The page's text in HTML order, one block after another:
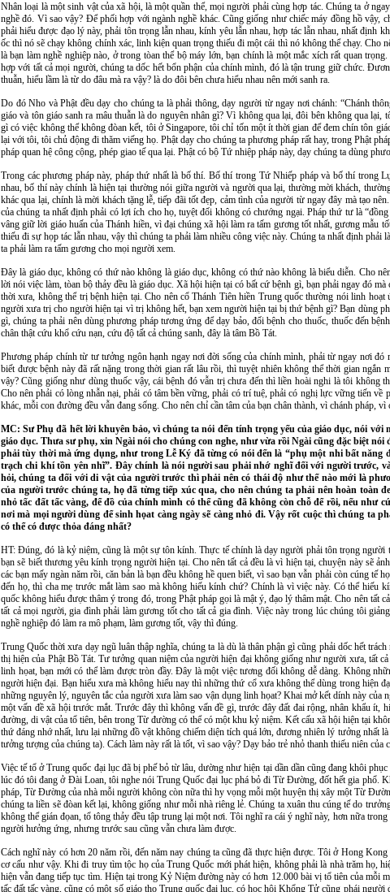
Nhân loại là một sinh vật của xã hội, là một quần thể, mọi người phải cùng hợp tác. Chúng ta ở
nghề đó. Vì sao vậy? Để phối hợp với ngành nghề khác. Cũng giống như chiếc máy đồng hồ
phải hiểu được đạo lý này, phải tôn trọng lẫn nhau, kính yêu lẫn nhau, hợp tác lẫn nhau, nhất định
ốc thì nó sẽ chạy không chính xác, linh kiện quan trọng thiếu đi một cái thì nó không thể chạy.
là bạn làm nghề nghiệp nào, ở trong tòan thể bộ máy lớn, bạn chính là một mắc xích rất quan
hợp với tất cả mọi người, chúng ta dốc hết bổn phận của chính mình, đó là tận trung giữ chức.
thuẫn, hiểu lầm là từ do đâu mà ra vậy? là do đôi bên chưa hiểu nhau nên mới sanh ra.
Do đó Nho và Phật đều dạy cho chúng ta là phải thông, dạy người từ ngay nơi chánh: “Chánh
giáo và tôn giáo sanh ra mâu thuẫn là do nguyên nhân gì? Vì không qua lại, đôi bên không qua
gì có việc không thể không đòan kết, tôi ở Singapore, tôi chỉ tốn một ít thời gian để đem chín tôn
lại với tôi, tôi chủ động đi thăm viếng họ. Phật dạy cho chúng ta phương pháp rất hay, trong Phật
pháp quan hệ công cộng, phép giao tế qua lại. Phật có bộ Tứ nhiệp pháp này, dạy chúng ta dùng
Trong các phương pháp này, pháp thứ nhất là bố thí. Bố thí trong Tứ Nhiếp pháp và bố thí
nhau, bố thí này chính là hiện tại thường nói giữa người và người qua lại, thường mời khách,
khác qua lại, chính là mời khách tặng lễ, tiếp đãi tốt đẹp, cảm tình của người từ ngay đây mà tạo
của chúng ta nhất định phải có lợi ích cho họ, tuyệt đối không có chướng ngại. Pháp thứ tư là
vâng giữ lời giáo huấn của Thánh hiền, vì đại chúng xã hội làm ra tấm gương tốt nhất, gương
thiếu đi sự họp tác lẫn nhau, vậy thì chúng ta phải làm nhiều công việc này. Chúng ta nhất định
ta phải làm ra tấm gương cho mọi người xem.
Đây là giáo dục, không có thứ nào không là giáo dục, không có thứ nào không là biểu diễn. Cho
lời nói việc làm, tòan bộ thảy đều là giáo dục. Xã hội hiện tại có bất cứ bệnh gì, bạn phải ngay đó
thời xưa, không thể trị bệnh hiện tại. Cho nên cổ Thánh Tiên hiền Trung quốc thường nói linh
người xưa trị cho người hiện tại vì trị không hết, bạn xem người hiện tại bị thứ bệnh gì? Bạn dùng
gì, chúng ta phải nên dùng phương pháp tương ứng để dạy bảo, đối bệnh cho thuốc, thuốc đến
chân thật cứu khổ cứu nạn, cứu độ tất cả chúng sanh, đây là tâm Bồ Tát.
Phương pháp chính từ tư tưởng ngôn hạnh ngay nơi đời sống của chính mình, phải từ ngay nơi
biết được bệnh này đã rất nặng trong thời gian rất lâu rồi, thì tuyệt nhiên không thể thời gian
vậy? Cũng giống như dùng thuốc vậy, cái bệnh đó vẫn trị chưa đến thì liền hoài nghi là tôi không
Cho nên phải có lòng nhẫn nại, phải có tâm bền vững, phải có trí tuệ, phải có nghị lực vững tiến
khác, mỗi con đường đều vẫn đang sống. Cho nên chỉ cần tâm của bạn chân thành, vì chánh pháp,
MC: Sư Phụ đã hết lời khuyên bảo, vì chúng ta nói đến tính trọng yếu của giáo dục, nói
giáo dục. Thưa sư phụ, xin Ngài nói cho chúng con nghe, như vừa rồi Ngài cũng đặc biệt
phải tùy thời mà ứng dụng, như trong Lễ Ký đã từng có nói đến là “phụ một nhi bất
trạch chi khí tồn yên nhĩ”. Đây chính là nói người sau phải nhớ nghĩ đối với người trước,
hỏi, chúng ta đối với di vật của người trước thì phải nên có thái độ như thế nào mới là
của người trước chúng ta, họ đã từng tiếp xúc qua, cho nên chúng ta phải nên hoàn toàn
nhỏ tấc đất tấc vàng, để đồ của chính mình có thể cũng đã không còn chỗ để rồi, nếu
nơi mà mọi người dùng để sinh họat càng ngày sẽ càng nhỏ đi. Vậy rốt cuộc thì chúng ta
có thể có được thỏa đáng nhất?
HT: Đúng, đó là kỷ niệm, cũng là một sự tôn kính. Thực tế chính là dạy người phải tôn trọng
bạn sẽ biết thương yêu kính trọng người hiện tại. Cho nên tất cả đều là vì hiện tại, chuyện này sẽ
các bạn mấy ngàn năm rồi, căn bản là bạn đều không hề quen biết, vì sao bạn vẫn phải còn cúng
đến họ, thì cha mẹ trước mắt làm sao mà không hiếu kính chứ? Chính là vì việc này. Có thể
quốc không hiểu được thâm ý trong đó, trong Phật pháp gọi là mật ý, đạo lý thâm mật. Cho nên
tất cả mọi người, gia đình phải làm gương tốt cho tất cả gia đình. Việc này trong lúc chúng tôi
nghề nghiệp đó làm ra mô phạm, làm gương tốt, vậy thì đúng.
Trung Quốc thời xưa dạy ngũ luân thập nghĩa, chúng ta là dù là thân phận gì cũng phải dốc hết
thị hiện của Phật Bồ Tát. Tư tưởng quan niệm của người hiện đại không giống như người xưa, tất
linh họat, bạn mới có thể làm được tròn đầy. Đây là một việc tương đối không dễ dàng. Không
người hiện đại. Bạn hiểu xưa mà không hiểu nay thì những thứ cổ xưa không thể dùng trong hiện
những nguyên lý, nguyên tắc của người xưa làm sao vận dụng linh họat? Khai mở kết dính này
một vấn đề xã hội trước mắt. Trước đây thì không vấn đề gì, trước đây đất đai rộng, nhân khẩu ít,
đường, di vật của tổ tiên, bên trong Từ đường có thể có một khu kỷ niệm. Kết cấu xã hội hiện tại
thứ đáng nhớ nhất, lưu lại những đồ vật không chiếm diện tích quá lớn, đương nhiên lý tưởng nhất
tưởng tượng của chúng ta). Cách làm này rất là tốt, vì sao vậy? Dạy bảo trẻ nhỏ thanh thiếu niên
Việc tế tổ ở Trung quốc đại lục đã bị phế bỏ từ lâu, dường như hiện tại dần dần cũng đang khôi
lúc đó tôi đang ở Đài Loan, tôi nghe nói Trung Quốc đại lục phá bỏ đi Từ Đường, đốt hết gia phổ.
pháp, Từ Đường của nhà mỗi người không còn nữa thì hy vọng mỗi một huyện thị xây một Từ
chúng ta liền sẽ đòan kết lại, không giống như mỗi nhà riêng lẻ. Chúng ta xuân thu cúng tế do
không thể gián đọan, tổ tông thảy đều tập trung lại một nơi. Tôi nghĩ ra cái ý nghĩ này, hơn nữa
người hưởng ứng, nhưng trước sau cũng vẫn chưa làm được.
Cách nghĩ này có hơn 20 năm rồi, đến năm nay chúng ta cũng đã thực hiện được. Tôi ở Hong
cơ cấu như vậy. Khi đi truy tìm tộc họ của Trung Quốc mới phát hiện, không phải là nhà trăm họ,
hiện vẫn đang tiếp tục tìm. Hiện tại trong Kỷ Niệm đường này có hơn 12.000 bài vị tổ tiên của
tấc đất tấc vàng, cũng có một số giáo thọ Trung quốc đại lục, có học hội Khổng Tử cũng phái